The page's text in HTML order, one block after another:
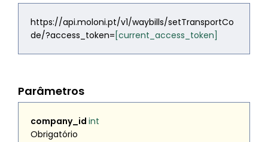
https://api.moloni.pt/v1/waybills/setTransportCo
de/?access_token= [current_access_token]
Parâmetros
company_id int
Obrigatório